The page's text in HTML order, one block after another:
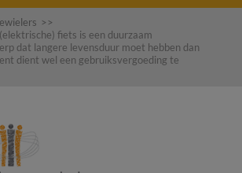
>>
fiets is een duurzaam
dat langere levensduur moet hebben dan
dient wel een gebruiksvergoeding te